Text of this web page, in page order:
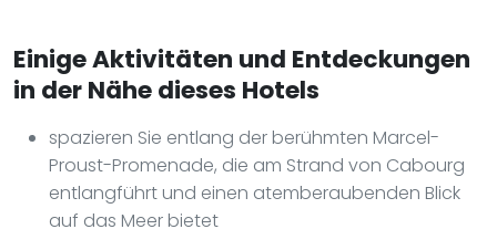
Einige Aktivitäten und Entdeckungen
in der Nähe dieses Hotels
spazieren Sie entlang der berühmten Marcel-
Proust-Promenade, die am Strand von Cabourg
entlangführt und einen atemberaubenden Blick
auf das Meer bietet